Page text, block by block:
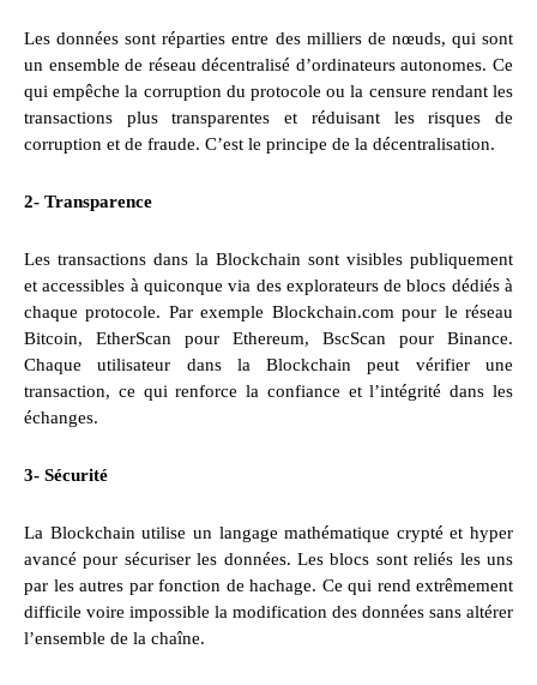
Les données sont réparties entre des milliers de nœuds, qui sont
un ensemble de réseau décentralisé d’ordinateurs autonomes. Ce
qui empêche la corruption du protocole ou la censure rendant les
transactions plus transparentes et réduisant les risques de
corruption et de fraude. C’est le principe de la décentralisation.
2- Transparence
Les transactions dans la Blockchain sont visibles publiquement
et accessibles à quiconque via des explorateurs de blocs dédiés à
chaque protocole. Par exemple Blockchain.com pour le réseau
Bitcoin, EtherScan pour Ethereum, BscScan pour Binance.
Chaque utilisateur dans la Blockchain peut vérifier une
transaction, ce qui renforce la confiance et l’intégrité dans les
échanges.
3- Sécurité
La Blockchain utilise un langage mathématique crypté et hyper
avancé pour sécuriser les données. Les blocs sont reliés les uns
par les autres par fonction de hachage. Ce qui rend extrêmement
difficile voire impossible la modification des données sans altérer
l’ensemble de la chaîne.